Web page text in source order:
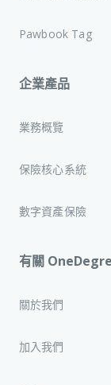
Pawbook Tag
企業產品
業務概覽
保險核心系統
數字資產保險
有關
關於我們
加入我們